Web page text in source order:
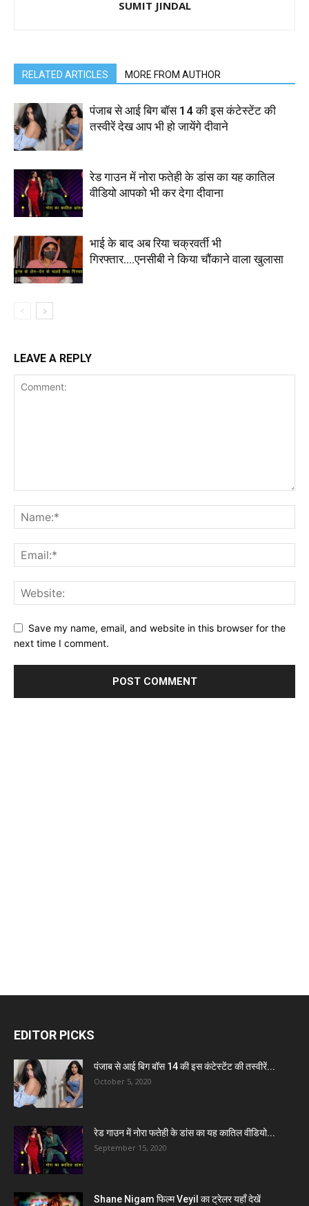
SUMIT JINDAL
RELATED ARTICLES MORE FROM AUTHOR
पंजाब से आई बिग बॉस 14 की इस कंटेस्टेंट की
तस्वीरें देख आप भी हो जायेंगे दीवाने
रेड गाउन में नोरा फतेही के डांस का यह कातिल
वीडियो आपको भी कर देगा दीवाना
भाई के बाद अब रिया चक्रवर्ती भी
गिरफ्तार….एनसीबी ने किया चौंकाने वाला खुलासा
LEAVE A REPLY
Save my name, email, and website in this browser for the
next time I comment.
EDITOR PICKS
पंजाब से आई बिग बॉस 14 की इस कंटेस्टेंट की तस्वीरें...
October 5, 2020
रेड गाउन में नोरा फतेही के डांस का यह कातिल वीडियो...
September 15, 2020
Shane Nigam फिल्म Veyil का ट्रेलर यहाँ देखें